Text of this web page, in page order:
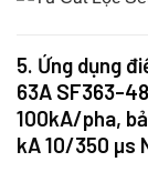
5. Ứng dụng
63A SF363-
100kA/pha,
kA 10/350 µs